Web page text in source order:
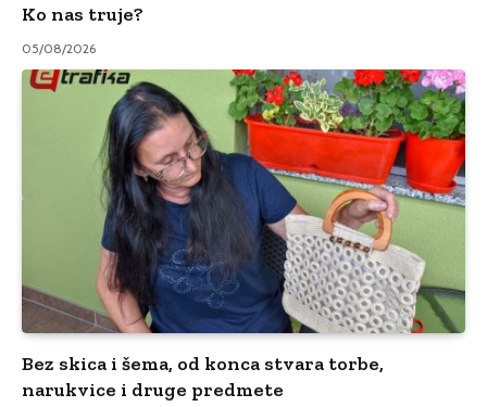
Ko nas truje?
05/08/2026
Bez skica i šema, od konca stvara torbe,
narukvice i druge predmete